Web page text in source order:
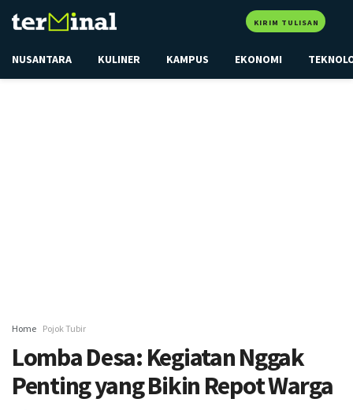
KIRIM TULISAN
NUSANTARA KULINER KAMPUS EKONOMI
Home Pojok Tubir
Lomba Desa: Kegiatan Nggak
Penting yang Bikin Repot Warga